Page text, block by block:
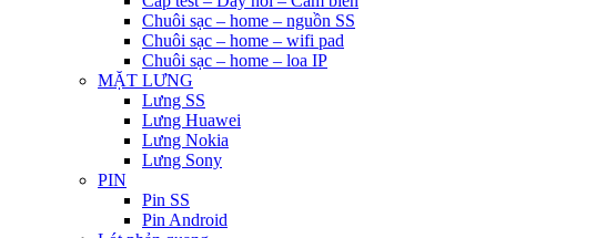
Chuôi sạc – home – nguồn SS
Chuôi sạc – home – wifi pad
Chuôi sạc – home – loa IP
MẶT LƯNG
Lưng SS
Lưng Huawei
Lưng Nokia
Lưng Sony
PIN
Pin SS
Pin Android